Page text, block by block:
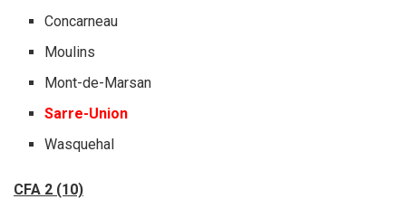
Concarneau
Moulins
Mont-de-Marsan
Sarre-Union
Wasquehal
CFA 2 (10)